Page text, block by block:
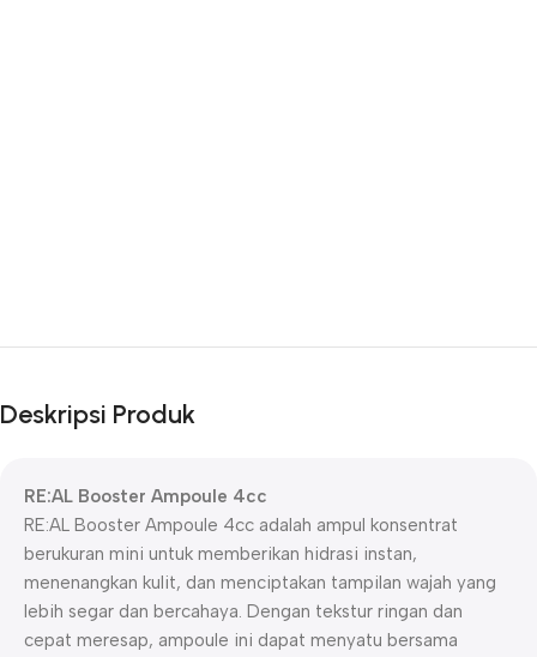
Deskripsi Produk
RE:AL Booster Ampoule 4cc
RE:AL Booster Ampoule 4cc adalah ampul konsentrat
berukuran mini untuk memberikan hidrasi instan,
menenangkan kulit, dan menciptakan tampilan wajah yang
lebih segar dan bercahaya. Dengan tekstur ringan dan
cepat meresap, ampoule ini dapat menyatu bersama